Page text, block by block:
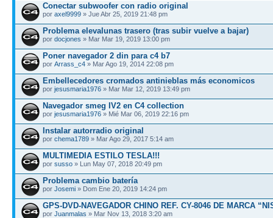
Conectar subwoofer con radio original
por axel9999 » Jue Abr 25, 2019 21:48 pm
Problema elevalunas trasero (tras subir vuelve a bajar)
por docjones » Mar Mar 19, 2019 13:00 pm
Poner navegador 2 din para c4 b7
por Arrass_c4 » Mar Ago 19, 2014 22:08 pm
Embellecedores cromados antinieblas más economicos
por jesusmaria1976 » Mar Mar 12, 2019 13:49 pm
Navegador smeg IV2 en C4 collection
por jesusmaria1976 » Mié Mar 06, 2019 22:16 pm
Instalar autorradio original
por chema1789 » Mar Ago 29, 2017 5:14 am
MULTIMEDIA ESTILO TESLA!!!
por susso » Lun May 07, 2018 20:49 pm
Problema cambio batería
por Josemi » Dom Ene 20, 2019 14:24 pm
GPS-DVD-NAVEGADOR CHINO REF. CY-8046 DE MARCA
por Juanmalas » Mar Nov 13, 2018 3:20 am